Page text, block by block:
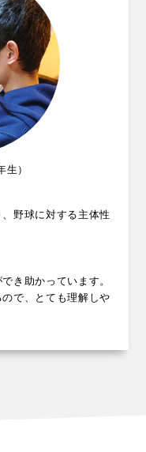
）
野球に対する主体性
き助かっています。
で、とても理解しや